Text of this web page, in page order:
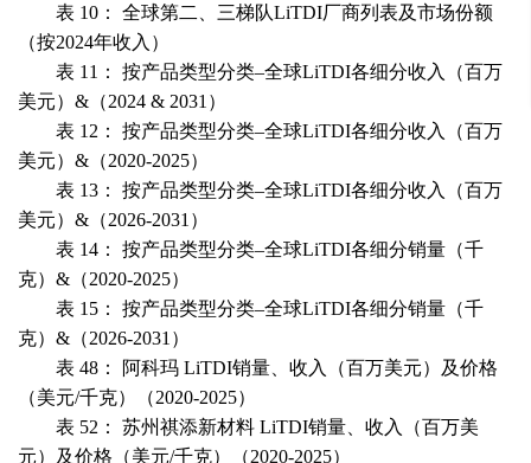
表 10： 全球第二、三梯队LiTDI厂商列表及市场份额
（按2024年收入）
表 11： 按产品类型分类–全球LiTDI各细分收入（百万
美元）&（2024 & 2031）
表 12： 按产品类型分类–全球LiTDI各细分收入（百万
美元）&（2020-2025）
表 13： 按产品类型分类–全球LiTDI各细分收入（百万
美元）&（2026-2031）
表 14： 按产品类型分类–全球LiTDI各细分销量（千
克）&（2020-2025）
表 15： 按产品类型分类–全球LiTDI各细分销量（千
克）&（2026-2031）
表 48： 阿科玛 LiTDI销量、收入（百万美元）及价格
（美元/千克）（2020-2025）
表 52： 苏州祺添新材料 LiTDI销量、收入（百万美
元）及价格（美元/千克）（2020-2025）